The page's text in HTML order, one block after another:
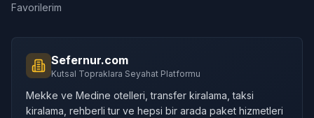
Favorilerim
Sefernur.com
Kutsal Topraklara Seyahat Platformu
Mekke ve Medine otelleri, transfer kiralama, taksi
kiralama, rehberli tur ve hepsi bir arada paket hizmetleri